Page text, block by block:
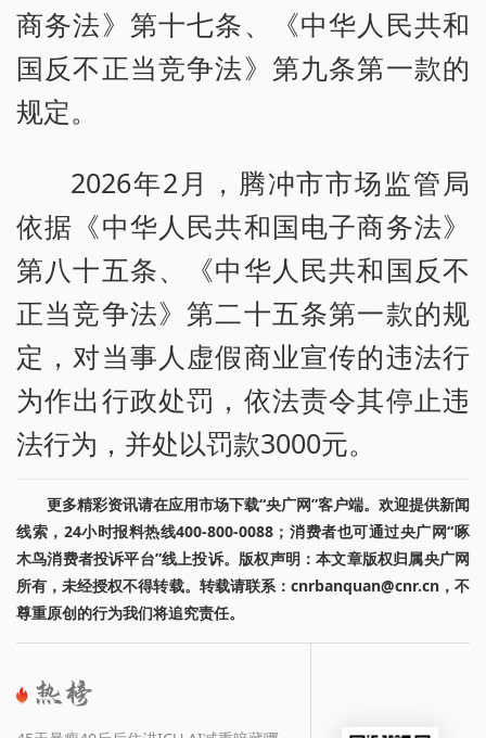
商务法》第十七条、《中华人民共和
国反不正当竞争法》第九条第一款的
规定。
2026年2月，腾冲市市场监管局
依据《中华人民共和国电子商务法》
第八十五条、《中华人民共和国反不
正当竞争法》第二十五条第一款的规
定，对当事人虚假商业宣传的违法行
为作出行政处罚，依法责令其停止违
法行为，并处以罚款3000元。
更多精彩资讯请在应用市场下载“央广网”客户端。欢迎提供新闻
线索，24小时报料热线400-800-0088；消费者也可通过央广网“啄
木鸟消费者投诉平台”线上投诉。版权声明：本文章版权归属央广网
所有，未经授权不得转载。转载请联系：cnrbanquan@cnr.cn，不
尊重原创的行为我们将追究责任。